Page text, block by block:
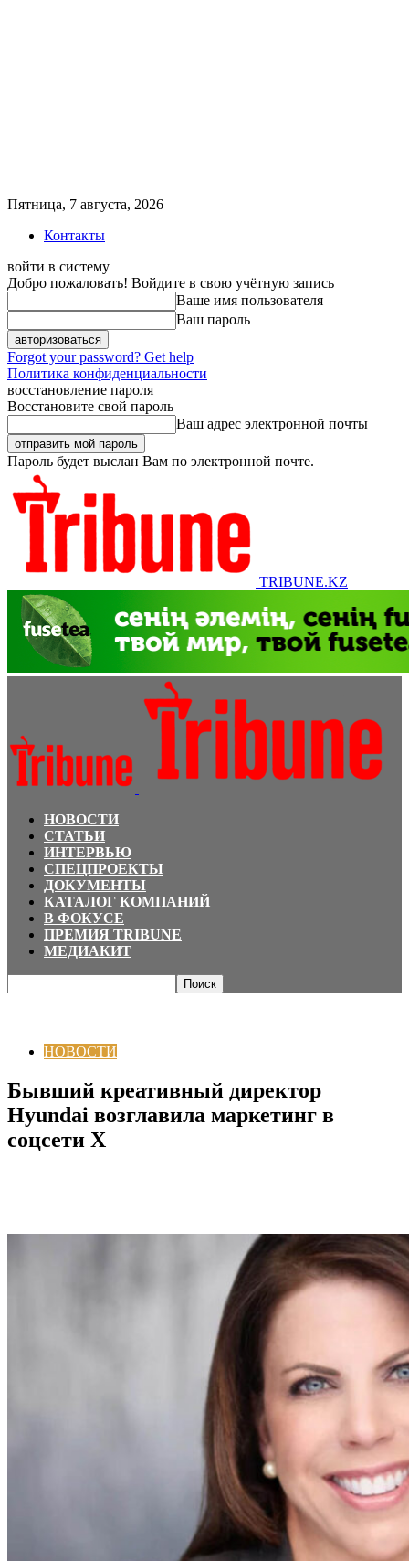
Пятница, 7 августа, 2026
Контакты
войти в систему
Добро пожаловать! Войдите в свою учётную запись
Ваше имя пользователя
Ваш пароль
Forgot your password? Get help
Политика конфиденциальности
восстановление пароля
Восстановите свой пароль
Ваш адрес электронной почты
Пароль будет выслан Вам по электронной почте.
TRIBUNE.KZ
НОВОСТИ
СТАТЬИ
ИНТЕРВЬЮ
СПЕЦПРОЕКТЫ
ДОКУМЕНТЫ
КАТАЛОГ КОМПАНИЙ
В ФОКУСЕ
ПРЕМИЯ TRIBUNE
МЕДИАКИТ
НОВОСТИ
Бывший креативный директор
Hyundai возглавила маркетинг в
соцсети X